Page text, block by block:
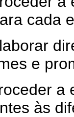
cada
e
a
às